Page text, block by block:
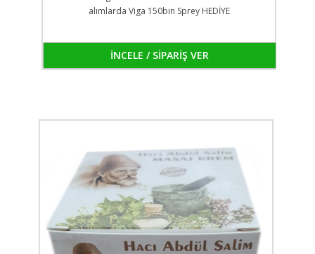
alımlarda Viga 150bin Sprey HEDİYE
İNCELE / SİPARİŞ VER